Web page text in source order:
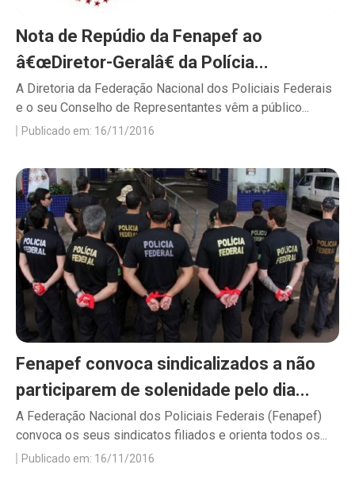
Nota de Repúdio da Fenapef ao
â€œDiretor-Geralâ€ da Polícia...
A Diretoria da Federação Nacional dos Policiais Federais
e o seu Conselho de Representantes vêm a público...
Publicado em: 16/11/2016
Fenapef convoca sindicalizados a não
participarem de solenidade pelo dia...
A Federação Nacional dos Policiais Federais (Fenapef)
convoca os seus sindicatos filiados e orienta todos os...
Publicado em: 16/11/2016